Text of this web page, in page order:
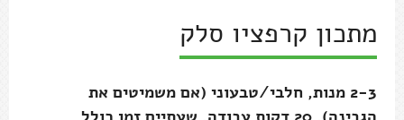
מתכון קרפציו סלק
2-3 מנות, חלבי/טבעוני (אם משמיטים את